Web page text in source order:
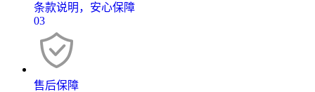
条款说明，安心保障
03
售后保障